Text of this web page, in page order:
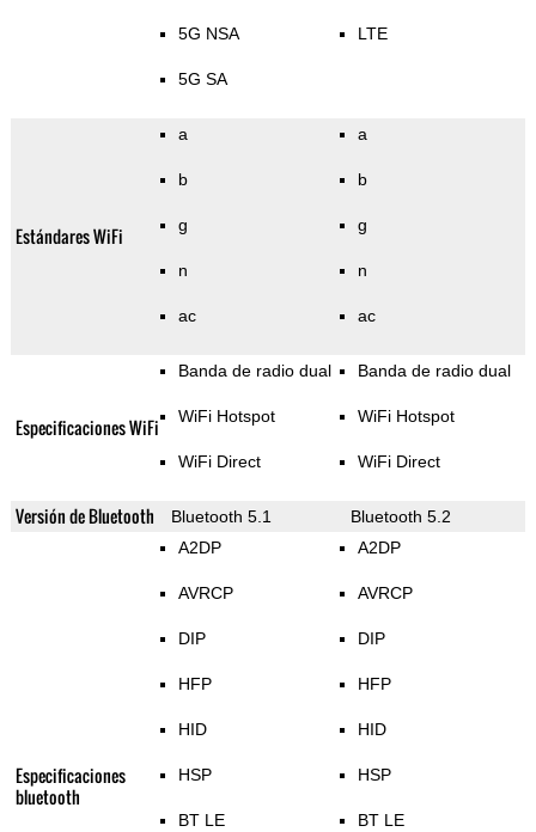
5G NSA
5G SA
LTE
Estándares WiFi
a
b
g
n
ac
a
b
g
n
ac
Especificaciones WiFi
Banda de radio dual
WiFi Hotspot
WiFi Direct
Banda de radio dual
WiFi Hotspot
WiFi Direct
Versión de Bluetooth Bluetooth 5.1 Bluetooth 5.2
Especificaciones
bluetooth
A2DP
AVRCP
DIP
HFP
HID
HSP
BT LE
A2DP
AVRCP
DIP
HFP
HID
HSP
BT LE